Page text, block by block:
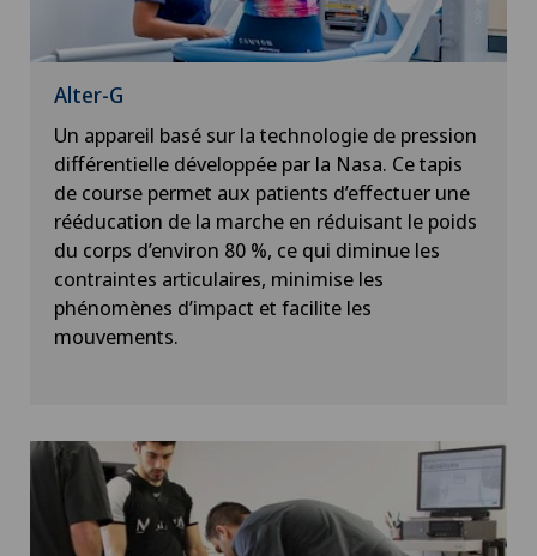
Alter-G
Un appareil basé sur la technologie de pression
différentielle développée par la Nasa. Ce tapis
de course permet aux patients d’effectuer une
rééducation de la marche en réduisant le poids
du corps d’environ 80 %, ce qui diminue les
contraintes articulaires, minimise les
phénomènes d’impact et facilite les
mouvements.